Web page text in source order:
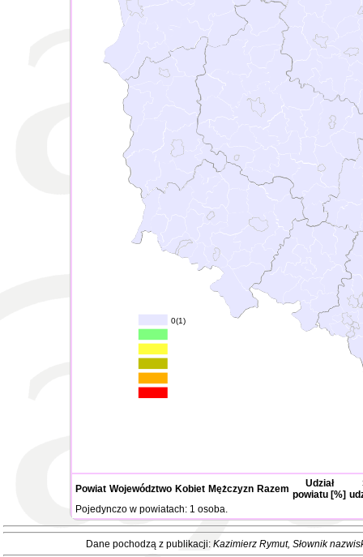
0(1)
Powiat Województwo Kobiet Mężczyzn Razem
Udział
powiatu [%]
Pojedynczo w powiatach: 1 osoba.
Dane pochodzą z publikacji: Kazimierz Rymut, Słownik